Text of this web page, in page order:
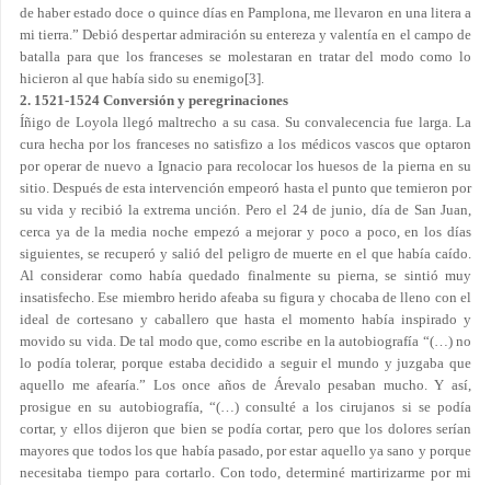
de haber estado doce o quince días en Pamplona, me llevaron en una litera a
mi tierra.” Debió despertar admiración su entereza y valentía en el campo de
batalla para que los franceses se molestaran en tratar del modo como lo
hicieron al que había sido su enemigo[3].
2. 1521-1524 Conversión y peregrinaciones
Íñigo de Loyola llegó maltrecho a su casa. Su convalecencia fue larga. La
cura hecha por los franceses no satisfizo a los médicos vascos que optaron
por operar de nuevo a Ignacio para recolocar los huesos de la pierna en su
sitio. Después de esta intervención empeoró hasta el punto que temieron por
su vida y recibió la extrema unción. Pero el 24 de junio, día de San Juan,
cerca ya de la media noche empezó a mejorar y poco a poco, en los días
siguientes, se recuperó y salió del peligro de muerte en el que había caído.
Al considerar como había quedado finalmente su pierna, se sintió muy
insatisfecho. Ese miembro herido afeaba su figura y chocaba de lleno con el
ideal de cortesano y caballero que hasta el momento había inspirado y
movido su vida. De tal modo que, como escribe en la autobiografía “(…) no
lo podía tolerar, porque estaba decidido a seguir el mundo y juzgaba que
aquello me afearía.” Los once años de Árevalo pesaban mucho. Y así,
prosigue en su autobiografía, “(…) consulté a los cirujanos si se podía
cortar, y ellos dijeron que bien se podía cortar, pero que los dolores serían
mayores que todos los que había pasado, por estar aquello ya sano y porque
necesitaba tiempo para cortarlo. Con todo, determiné martirizarme por mi